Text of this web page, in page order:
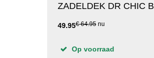
ZADELDEK DR CHIC
49.95€ 64.95nu
Op voorraad